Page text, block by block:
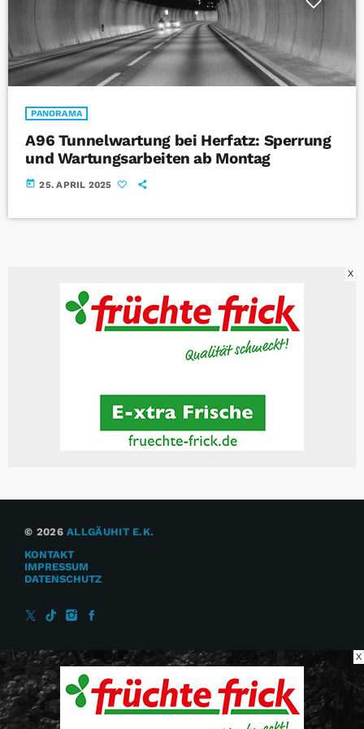
PANORAMA
A96 Tunnelwartung bei Herfatz: Sperrung
und Wartungsarbeiten ab Montag
today 25. APRIL 2025
X
© 2026ALLGÄUHIT E.K.
KONTAKT
IMPRESSUM
DATENSCHUTZ
X